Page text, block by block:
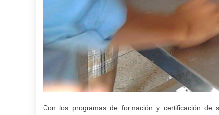
Con los programas de formación y certificación de